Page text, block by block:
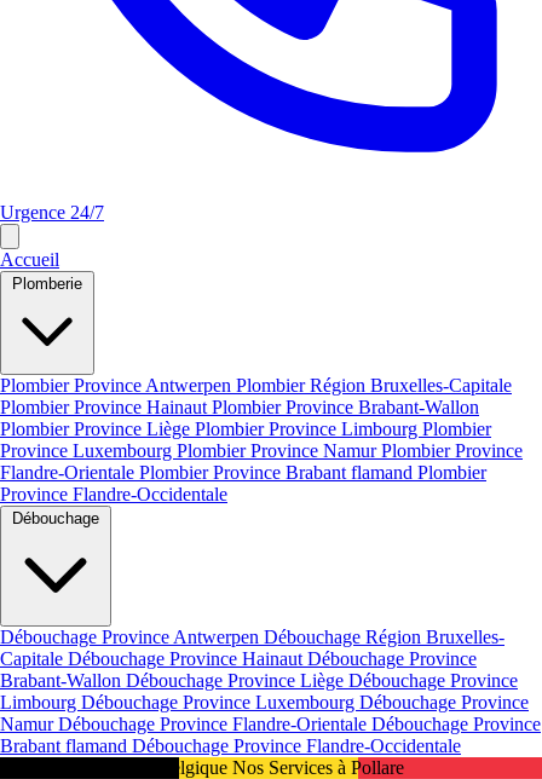
Urgence 24/7
Accueil
Plombier Province Antwerpen Plombier Région Bruxelles-Capitale
Plombier Province Hainaut Plombier Province Brabant-Wallon
Plombier Province Liège Plombier Province Limbourg Plombier
Province Luxembourg Plombier Province NamurPlombier Province
Flandre-Orientale Plombier Province Brabant flamand Plombier
Province Flandre-Occidentale
Débouchage Province Antwerpen Débouchage Région Bruxelles-
Capitale Débouchage Province Hainaut Débouchage Province
Brabant-Wallon Débouchage Province Liège Débouchage Province
Limbourg Débouchage Province Luxembourg Débouchage Province
NamurDébouchage Province Flandre-Orientale Débouchage Province
Brabant flamand Débouchage Province Flandre-Occidentale
Intervention 24/7 en Belgique Nos Services à Pollare